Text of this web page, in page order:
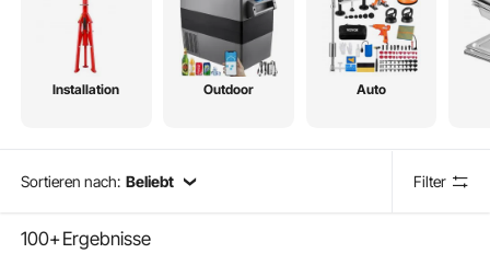
Installation Outdoor Auto
Sortieren nach: Beliebt Filter
100+Ergebnisse